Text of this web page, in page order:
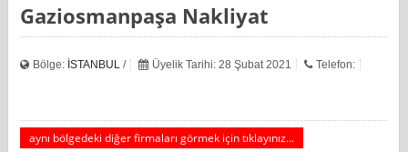
Gaziosmanpaşa Nakliyat
Bölge: İSTANBUL / Üyelik Tarihi: 28 Şubat 2021 Telefon:
aynı bölgedeki diğer firmaları görmek için tıklayınız...